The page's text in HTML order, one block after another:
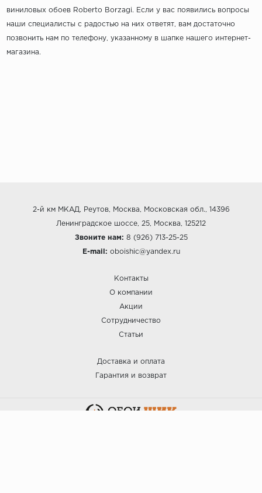
виниловых обоев Roberto Borzagi. Если у вас появились вопросы
наши специалисты с радостью на них ответят, вам достаточно
позвонить нам по телефону, указанному в шапке нашего интернет-
магазина.
2-й км МКАД, Реутов, Москва, Московская обл., 14396
Ленинградское шоссе, 25, Москва, 125212
Звоните нам: 8 (926) 713-25-25
E-mail: oboishic@yandex.ru
Контакты
О компании
Акции
Сотрудничество
Статьи
Доставка и оплата
Гарантия и возврат